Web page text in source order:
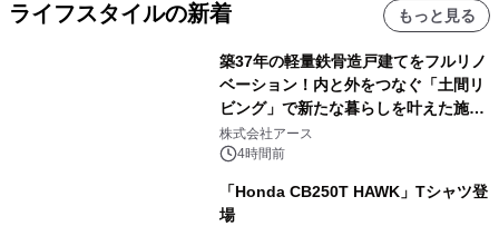
ライフスタイルの新着 もっと見る
築37年の軽量鉄骨造戸建てをフルリノ
ベーション！内と外をつなぐ「土間リ
ビング」で新たな暮らしを叶えた施工
事例を株式会社アースが公開
株式会社アース
4時間前
「Honda CB250T HAWK」Tシャツ登
場